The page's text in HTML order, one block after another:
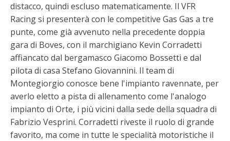
distacco, quindi escluso matematicamente. Il VFR
Racing si presenterà con le competitive Gas Gas a tre
punte, come già avvenuto nella precedente doppia
gara di Boves, con il marchigiano Kevin Corradetti
affiancato dal bergamasco Giacomo Bossetti e dal
pilota di casa Stefano Giovannini. Il team di
Montegiorgio conosce bene l'impianto ravennate, per
averlo eletto a pista di allenamento come l'analogo
impianto di Orte, i più vicini dalla sede della squadra di
Fabrizio Vesprini. Corradetti riveste il ruolo di grande
favorito, ma come in tutte le specialità motoristiche il